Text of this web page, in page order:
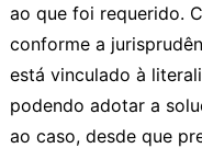
ao que foi requerido.
conforme a
está vinculado à
podendo adotar a
ao caso, desde que